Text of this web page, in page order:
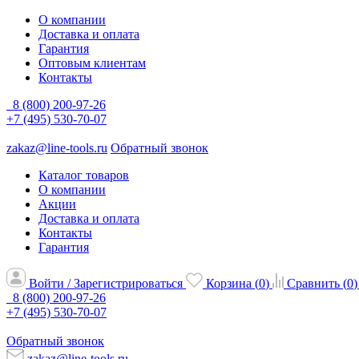
О компании
Доставка и оплата
Гарантия
Оптовым клиентам
Контакты
8 (800) 200-97-26
+7 (495) 530-70-07
zakaz@line-tools.ru Обратный звонок
Каталог товаров
О компании
Акции
Доставка и оплата
Контакты
Гарантия
Войти / Зарегистрироваться Корзина (0) Сравнить (0)
8 (800) 200-97-26
+7 (495) 530-70-07
Обратный звонок